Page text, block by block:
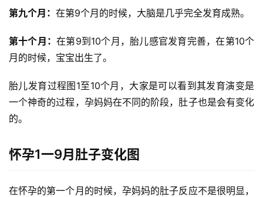
首
自
体
G
O
优
第九个月： 在第9个月的时候，大脑是几乎完全发育成熟。
第十个月：在第9到10个月，胎儿感官发育完善，在第10个
月的时候，宝宝出生了。
胎儿发育过程图1至10个月，大家是可以看到其发育演变是
一个神奇的过程，孕妈妈在不同的阶段，肚子也是会有变化
的。
怀孕1一9月肚子变化图
在怀孕的第一个月的时候，孕妈妈的肚子反应不是很明显，